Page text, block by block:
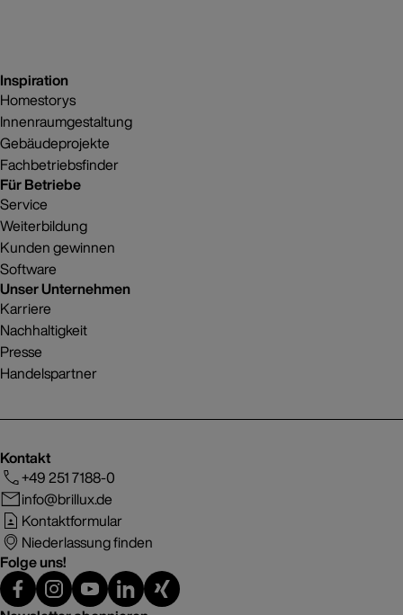
Inspiration
Homestorys
Innenraumgestaltung
Gebäudeprojekte
Fachbetriebsfinder
Für Betriebe
Service
Weiterbildung
Kunden gewinnen
Software
Unser Unternehmen
Karriere
Nachhaltigkeit
Presse
Handelspartner
Kontakt
+49 251 7188-0
info@brillux.de
Kontaktformular
Niederlassung finden
Folge uns!